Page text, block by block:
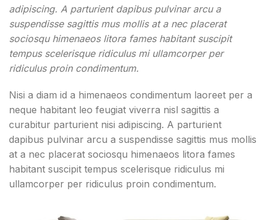
adipiscing. A parturient dapibus pulvinar arcu a
suspendisse sagittis mus mollis at a nec placerat
sociosqu himenaeos litora fames habitant suscipit
tempus scelerisque ridiculus mi ullamcorper per
ridiculus proin condimentum.
Nisi a diam id a himenaeos condimentum laoreet per a
neque habitant leo feugiat viverra nisl sagittis a
curabitur parturient nisi adipiscing. A parturient
dapibus pulvinar arcu a suspendisse sagittis mus mollis
at a nec placerat sociosqu himenaeos litora fames
habitant suscipit tempus scelerisque ridiculus mi
ullamcorper per ridiculus proin condimentum.